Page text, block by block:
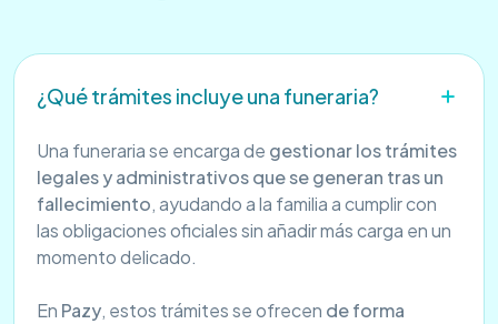
¿Qué trámites incluye una funeraria?
Una funeraria se encarga de gestionar los trámites
legales y administrativos que se generan tras un
fallecimiento, ayudando a la familia a cumplir con
las obligaciones oficiales sin añadir más carga en un
momento delicado.
En Pazy, estos trámites se ofrecen de forma